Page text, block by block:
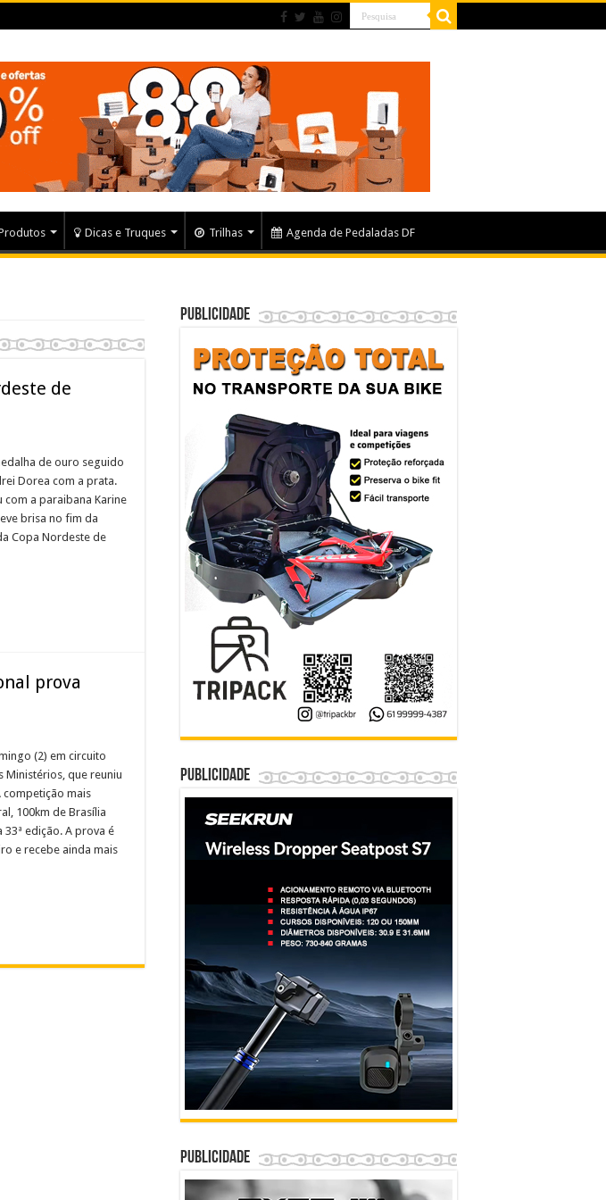
Dicas e Truques Trilhas Agenda de Pedaladas DF
de
de ouro seguido
Dorea com a prata.
com a paraibana Karine
brisa no fim da
Copa Nordeste de
prova
(2) em circuito
Ministérios, que reuniu
competição mais
100km de Brasília
edição. A prova é
e recebe ainda mais
Publicidade
Publicidade
Publicidade